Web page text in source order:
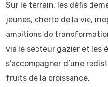
Sur le terrain, les défis
jeunes, cherté de la vie,
ambitions de
via le secteur gazier et les
s’accompagner d’une
fruits de la croissance.